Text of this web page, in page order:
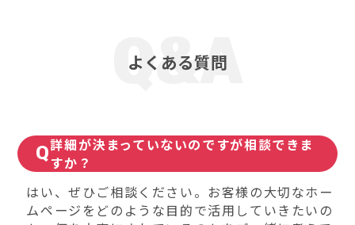
よくある質問
詳細が決まっていないのですが相談できま
すか？
はい、ぜひご相談ください。お客様の大切なホー
ムページをどのような目的で活用していきたいの